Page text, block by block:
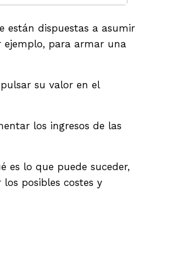
están dispuestas a asumir
ejemplo, para armar una
su valor en el
los ingresos de las
es lo que puede suceder,
posibles costes y